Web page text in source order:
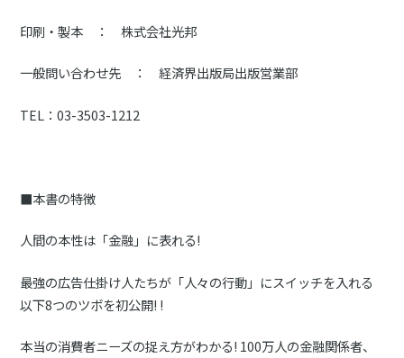
印刷・製本 ： 株式会社光邦
一般問い合わせ先 ： 経済界出版局出版営業部
TEL：03-3503-1212
■本書の特徴
人間の本性は「金融」に表れる!
最強の広告仕掛け人たちが「人々の行動」にスイッチを入れる
以下8つのツボを初公開! !
本当の消費者ニーズの捉え方がわかる! 100万人の金融関係者、